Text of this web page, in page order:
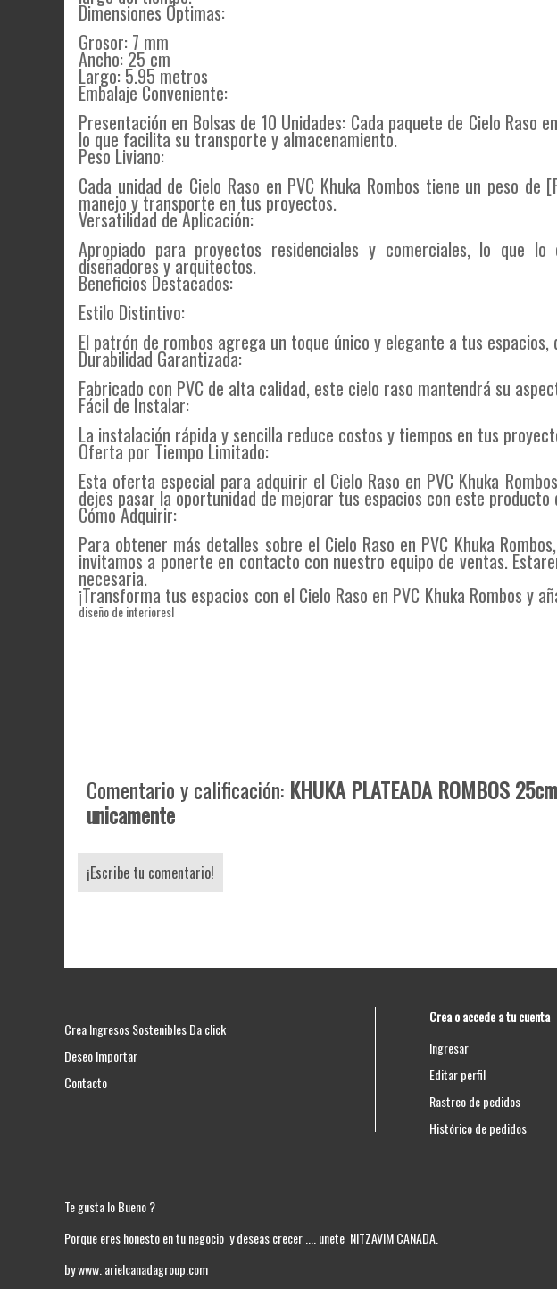
Dimensiones Óptimas:
Grosor: 7 mm
Ancho: 25 cm
Largo: 5.95 metros
Embalaje Conveniente:
Presentación en Bolsas de 10 Unidades: Cada paquete de Cielo Raso
lo que facilita su transporte y almacenamiento.
Peso Liviano:
Cada unidad de Cielo Raso en PVC Khuka Rombos tiene un peso
manejo y transporte en tus proyectos.
Versatilidad de Aplicación:
Apropiado para proyectos residenciales y comerciales, lo que
diseñadores y arquitectos.
Beneficios Destacados:
Estilo Distintivo:
El patrón de rombos agrega un toque único y elegante a tus
Durabilidad Garantizada:
Fabricado con PVC de alta calidad, este cielo raso mantendrá su
Fácil de Instalar:
La instalación rápida y sencilla reduce costos y tiempos en tus
Oferta por Tiempo Limitado:
Esta oferta especial para adquirir el Cielo Raso en PVC Khuka
dejes pasar la oportunidad de mejorar tus espacios con este producto
Cómo Adquirir:
Para obtener más detalles sobre el Cielo Raso en PVC Khuka
invitamos a ponerte en contacto con nuestro equipo de ventas.
necesaria.
¡Transforma tus espacios con el Cielo Raso en PVC Khuka Rombos y
diseño de interiores!
Comentario y calificación: KHUKA PLATEADA ROMBOS
unicamente
¡Escribe tu comentario!
Crea Ingresos Sostenibles Da click
Deseo Importar
Contacto
Crea o accede a tu cuenta
Ingresar
Editar perfil
Rastreo de pedidos
Histórico de pedidos
Te gusta lo Bueno ?
Porque eres honesto en tu negocio y deseas crecer .... unete NITZAVIM CANADA.
by www. arielcanadagroup.com